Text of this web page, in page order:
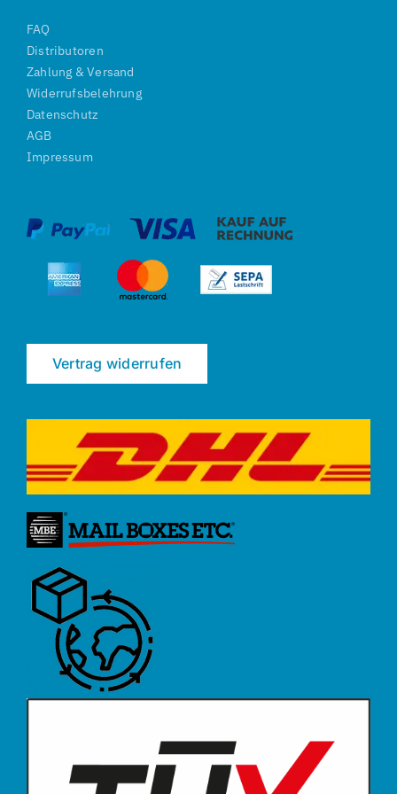
FAQ
Distributoren
Zahlung & Versand
Widerrufsbelehrung
Datenschutz
AGB
Impressum
Vertrag widerrufen